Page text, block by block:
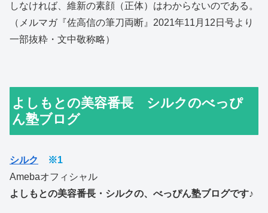
しなければ、維新の素顔（正体）はわからないのである。
（メルマガ『佐高信の筆刀両断』2021年11月12日号より
一部抜粋・文中敬称略）
よしもとの美容番長 シルクのべっぴ
ん塾ブログ
シルク
※1
Amebaオフィシャル
よしもとの美容番長・シルクの、べっぴん塾ブログです♪